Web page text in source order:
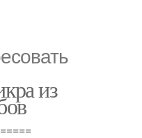
Икра из солёных и
из